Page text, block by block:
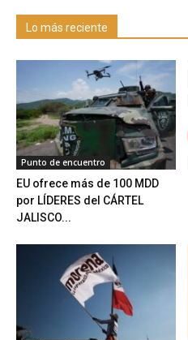
Lo más reciente
Punto de encuentro
EU ofrece más de 100 MDD
por LÍDERES del CÁRTEL
JALISCO...